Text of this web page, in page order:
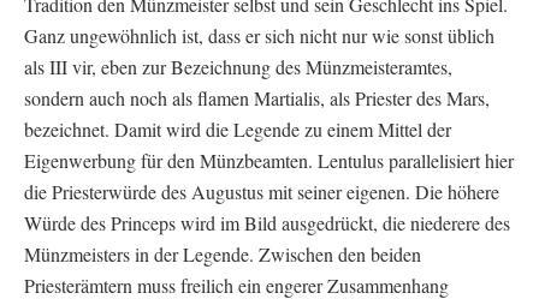
Ganz ungewöhnlich ist, dass er sich nicht nur wie sonst üblich
als III vir, eben zur Bezeichnung des Münzmeisteramtes,
sondern auch noch als flamen Martialis, als Priester des Mars,
bezeichnet. Damit wird die Legende zu einem Mittel der
Eigenwerbung für den Münzbeamten. Lentulus parallelisiert hier
die Priesterwürde des Augustus mit seiner eigenen. Die höhere
Würde des Princeps wird im Bild ausgedrückt, die niederere des
Münzmeisters in der Legende. Zwischen den beiden
Priesterämtern muss freilich ein engerer Zusammenhang